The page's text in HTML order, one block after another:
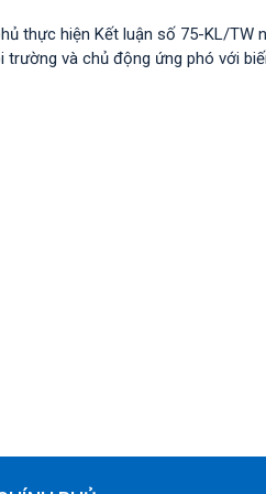
thực hiện Kết luận số 75-KL/TW
và chủ động ứng phó với